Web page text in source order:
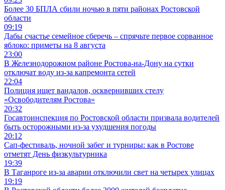
Более 30 БПЛА сбили ночью в пяти районах Ростовской
области
09:19
Дабы счастье семейное сберечь – спрячьте первое сорванное
яблоко: приметы на 8 августа
23:00
В Железнодорожном районе Ростова-на-Дону на сутки
отключат воду из-за капремонта сетей
22:04
Полиция ищет вандалов, осквернивших стелу
«Освободителям Ростова»
20:32
Госавтоинспекция по Ростовской области призвала водителей
быть осторожными из-за ухудшения погоды
20:12
Сап-фестиваль, ночной забег и турниры: как в Ростове
отметят День физкультурника
19:39
В Таганроге из-за аварии отключили свет на четырех улицах
19:19